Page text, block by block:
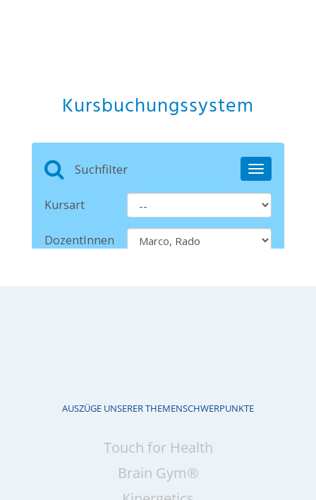
Kursbuchungssystem
AUSZÜGE UNSERER THEMENSCHWERPUNKTE
Touch for Health
Brain Gym®